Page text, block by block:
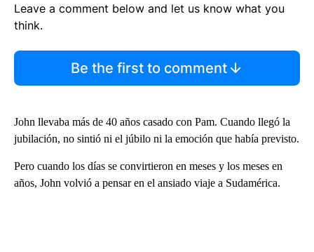
Leave a comment below and let us know what you
think.
Be the first to comment
John llevaba más de 40 años casado con Pam. Cuando llegó la
jubilación, no sintió ni el júbilo ni la emoción que había previsto.
Pero cuando los días se convirtieron en meses y los meses en
años, John volvió a pensar en el ansiado viaje a Sudamérica.